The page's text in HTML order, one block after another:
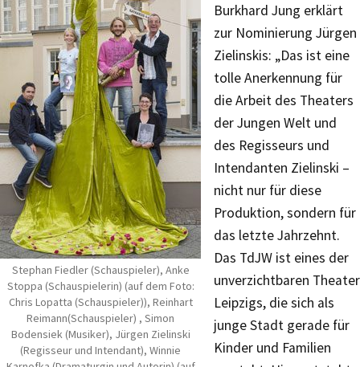
Stephan Fiedler (Schauspieler), Anke
Stoppa (Schauspielerin) (auf dem Foto:
Chris Lopatta (Schauspieler)), Reinhart
Reimann(Schauspieler) , Simon
Bodensiek (Musiker), Jürgen Zielinski
(Regisseur und Intendant), Winnie
Burkhard Jung erklärt
zur Nominierung Jürgen
Zielinskis: „Das ist eine
tolle Anerkennung für
die Arbeit des Theaters
der Jungen Welt und
des Regisseurs und
Intendanten Zielinski –
nicht nur für diese
Produktion, sondern für
das letzte Jahrzehnt.
Das TdJW ist eines der
unverzichtbaren Theater
Leipzigs, die sich als
junge Stadt gerade für
Kinder und Familien